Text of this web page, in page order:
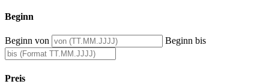
Beginn
Beginn von Beginn bis
Preis